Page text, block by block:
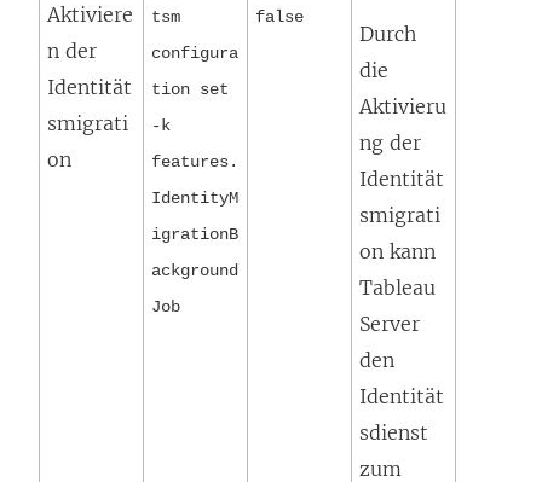
Aktiviere
n der
Identität
smigrati
on
tsm
configura
tion set
-k
features.
IdentityM
igrationB
ackground
Job
false
Durch
die
Aktivieru
ng der
Identität
smigrati
on kann
Tableau
Server
den
Identität
sdienst
zum